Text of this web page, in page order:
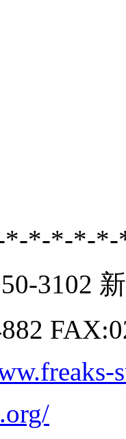
*-*-*-*-
3102